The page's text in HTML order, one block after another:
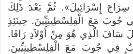
إِسْرَائِيلَ». ثُمَّ بَعْدَ ذَلِكَ
مَعَ الْفِلِسْطِينِيِّينَ. حِينَئِذٍ
سَافَ الَّذِي هُوَ مِنْ أَوْلاَدِ رَافَا.
فِي جُوبَ مَعَ الْفِلِسْطِينِيِّينَ.